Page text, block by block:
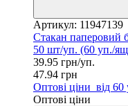
Артикул: 11947139
Стакан паперовий
50 шт/уп. (60 уп./
39.95 грн/уп.
47.94 грн
Оптові ціни від 60
Оптові ціни